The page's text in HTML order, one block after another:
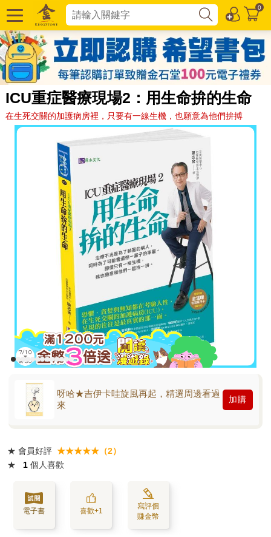
0
ICU重症醫療現場2：用生命拚的生命
在生死交關的加護病房裡，只要有一線生機，也願意為他們拚搏
呀哈★吉伊卡哇旋風再起，精選周邊看過
來
加購
★ 會員好評 ★★★★★（2）
★
1 個人喜歡
電子書 喜歡+1
寫評價
賺金幣